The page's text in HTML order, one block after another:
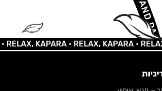
KAPARA •RELAX, KAPARA •RELAX,